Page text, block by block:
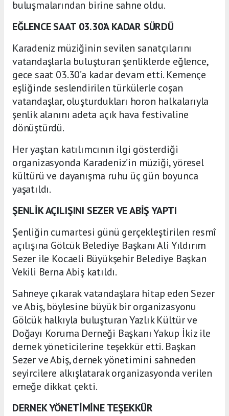
buluşmalarından birine sahne oldu.
EĞLENCE SAAT 03.30’A KADAR SÜRDÜ
Karadeniz müziğinin sevilen sanatçılarını
vatandaşlarla buluşturan şenliklerde eğlence,
gece saat 03.30’a kadar devam etti. Kemençe
eşliğinde seslendirilen türkülerle coşan
vatandaşlar, oluşturdukları horon halkalarıyla
şenlik alanını adeta açık hava festivaline
dönüştürdü.
Her yaştan katılımcının ilgi gösterdiği
organizasyonda Karadeniz’in müziği, yöresel
kültürü ve dayanışma ruhu üç gün boyunca
yaşatıldı.
ŞENLİK AÇILIŞINI SEZER VE ABİŞ YAPTI
Şenliğin cumartesi günü gerçekleştirilen resmî
açılışına Gölcük Belediye Başkanı Ali Yıldırım
Sezer ile Kocaeli Büyükşehir Belediye Başkan
Vekili Berna Abiş katıldı.
Sahneye çıkarak vatandaşlara hitap eden Sezer
ve Abiş, böylesine büyük bir organizasyonu
Gölcük halkıyla buluşturan Yazlık Kültür ve
Doğayı Koruma Derneği Başkanı Yakup İkiz ile
dernek yöneticilerine teşekkür etti. Başkan
Sezer ve Abiş, dernek yönetimini sahneden
seyircilere alkışlatarak organizasyonda verilen
emeğe dikkat çekti.
DERNEK YÖNETİMİNE TEŞEKKÜR